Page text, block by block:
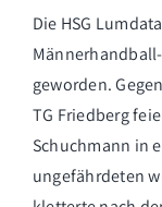
Die HSG
geworden.
TG Friedberg
Schuchmann in
ungefährdeten